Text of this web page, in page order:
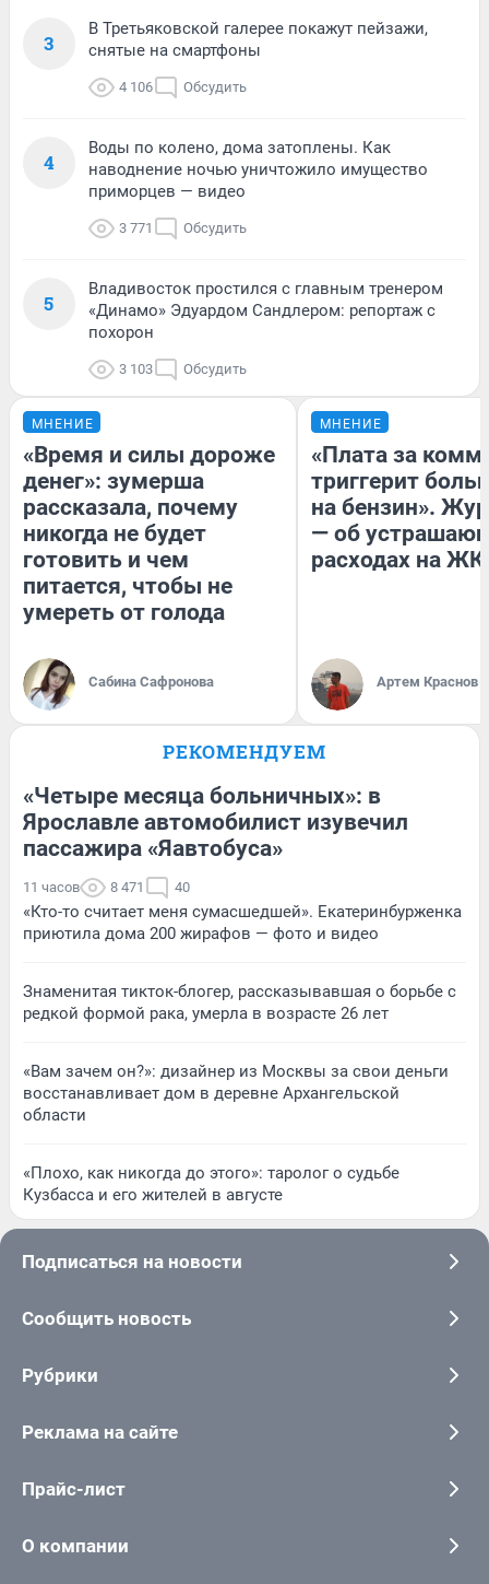
3
В Третьяковской галерее покажут пейзажи,
снятые на смартфоны
4 106 Обсудить
4
Воды по колено, дома затоплены. Как
наводнение ночью уничтожило имущество
приморцев — видео
3 771 Обсудить
5
Владивосток простился с главным тренером
«Динамо» Эдуардом Сандлером: репортаж с
похорон
3 103 Обсудить
МНЕНИЕ
«Время и силы дороже
денег»: зумерша
рассказала, почему
никогда не будет
готовить и чем
питается, чтобы не
умереть от голода
Сабина Сафронова
МНЕНИЕ
«Плата за
триггерит
на бензин».
— об
расходах на
Артем Краснов
РЕКОМЕНДУЕМ
«Четыре месяца больничных»: в
Ярославле автомобилист изувечил
пассажира «Яавтобуса»
11 часов 8 471 40
«Кто-то считает меня сумасшедшей». Екатеринбурженка
приютила дома 200 жирафов — фото и видео
Знаменитая тикток-блогер, рассказывавшая о борьбе с
редкой формой рака, умерла в возрасте 26 лет
«Вам зачем он?»: дизайнер из Москвы за свои деньги
восстанавливает дом в деревне Архангельской
области
«Плохо, как никогда до этого»: таролог о судьбе
Кузбасса и его жителей в августе
Подписаться на новости
Сообщить новость
Рубрики
Реклама на сайте
Прайс-лист
О компании